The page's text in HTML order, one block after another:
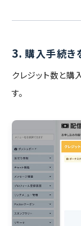
3. 購入手続き
クレジット数と購
す。